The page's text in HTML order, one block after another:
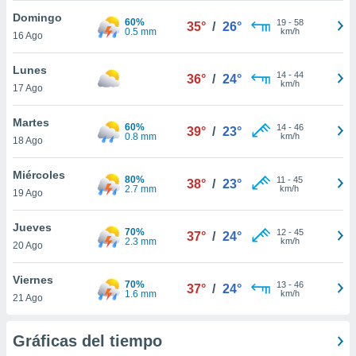
en
más
y
de
aceptar
Domingo
16 Ago
60%
0.5 mm
35° / 26° 19- 58
km/h
Lunes
17 Ago
36° / 24° 14- 44
km/h
Martes
18 Ago
60%
0.8 mm
39° / 23° 14- 46
km/h
Miércoles
19 Ago
80%
2.7 mm
38° / 23° 11 - 45
km/h
Jueves
20 Ago
70%
2.3 mm
37° / 24° 12- 45
km/h
Viernes
21 Ago
70%
1.6 mm
37° / 24° 13- 46
km/h
Gráficas del tiempo